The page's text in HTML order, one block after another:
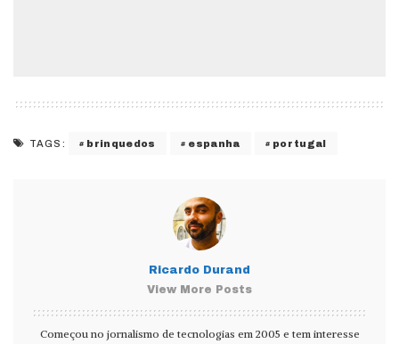
TAGS: brinquedos espanha portugal
Ricardo Durand
View More Posts
Começou no jornalismo de tecnologias em 2005 e tem interesse